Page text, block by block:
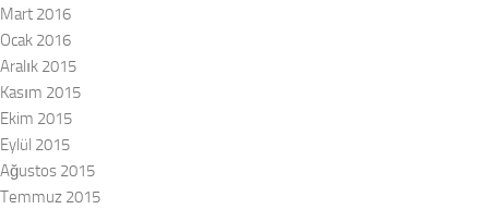
Mart 2016
Ocak 2016
Aralık 2015
Kasım 2015
Ekim 2015
Eylül 2015
Ağustos 2015
Temmuz 2015